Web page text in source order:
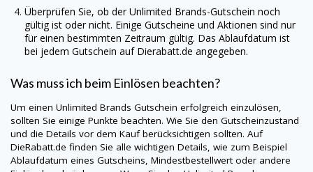
Überprüfen Sie, ob derUnlimited Brands-Gutschein noch
gültig ist oder nicht. Einige Gutscheine und Aktionen sind nur
für einen bestimmten Zeitraum gültig. Das Ablaufdatum ist
bei jedem Gutschein auf Dierabatt.de angegeben.
Was muss ich beim Einlösen beachten?
Um einen Unlimited Brands Gutschein erfolgreich einzulösen,
sollten Sie einige Punkte beachten. Wie Sie den Gutscheinzustand
und die Details vor dem Kauf berücksichtigen sollten. Auf
DieRabatt.de finden Sie alle wichtigen Details, wie zum Beispiel
Ablaufdatum eines Gutscheins, Mindestbestellwert oder andere